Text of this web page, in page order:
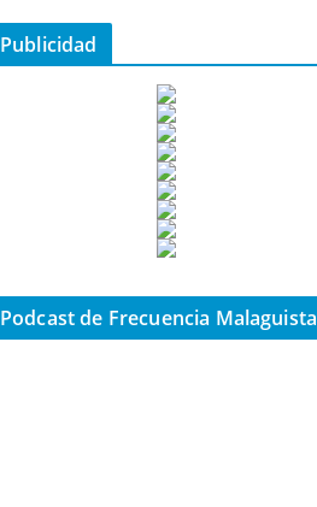
Publicidad
Podcast de Frecuencia Malaguista